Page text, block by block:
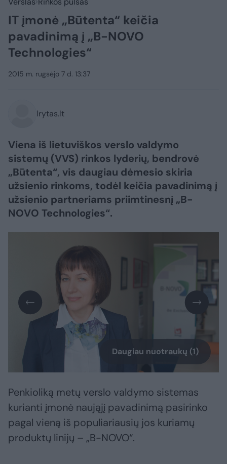
IT įmonė „Būtenta“ keičia
pavadinimą į „B-NOVO
Technologies“
2015 m. rugsėjo 7 d. 13:37
lrytas.lt
Viena iš lietuviškos verslo valdymo
sistemų (VVS) rinkos lyderių, bendrovė
„Būtenta“, vis daugiau dėmesio skiria
užsienio rinkoms, todėl keičia pavadinimą į
užsienio partneriams priimtinesnį „B-
NOVO Technologies“.
Daugiau nuotraukų (1)
Penkioliką metų verslo valdymo sistemas
kurianti įmonė naująjį pavadinimą pasirinko
pagal vieną iš populiariausių jos kuriamų
produktų linijų – „B-NOVO“.